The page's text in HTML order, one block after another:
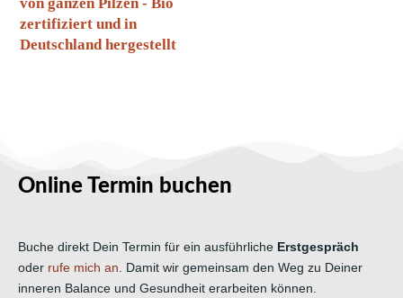
Online Termin buchen
Buche direkt Dein Termin für ein ausführliche Erstgespräch
oder rufe mich an. Damit wir gemeinsam den Weg zu Deiner
inneren Balance und Gesundheit erarbeiten können.